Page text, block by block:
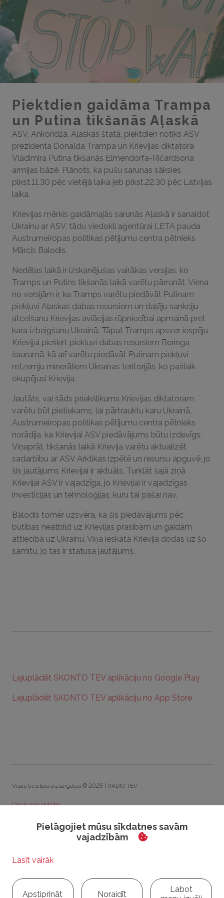
Piektdien gaidāma Trampa
un Putina tikšanās Aļaskā
ASV, Ankoridžā, Aļaskas štatā, piektdien notiks ASV
prezidenta Donalda Trampa un Krievijas diktatora
Vladimira Putina tikšanās Elmendorfa-Ričardsona
armijas bāzē. Plānots, ka pušu sarunas sāksies
plkst.11.30 pēc vietējā laika jeb plkst.22.30 pēc Latvijas
laika.
Krievijas mērķis gaidāmajās sarunās Aļaskā ir sanaidot
Ukrainu ar ASV, tādu viedokli aģentūrai LETA pauda
Austrumeiropas politikas pētījumu centra pētnieks
Mārcis Balodis.
Nedēļas laikā ir izskanējušas vairākas versijas, ko
Tramps un Putins tikšanās laikā varētu pārrunāt. Viena
no versijām ir, ka Tramps varētu piedāvāt Putinam
piekļuvi Aļaskas dabas resursiem un daļēju sankciju
atcelšanu Krievijas aviācijas rūpniecībai apmaiņā pret
kara izbeigšanu Ukrainā. Tāpat Tramps apsver iespēju
Krievijai piešķirt piekļuvi dabas resursiem Beringa
šaurumā, kā arī varētu piedāvāt Putinam piekļuvi
retzemju minerāliem Ukrainas teritorijās, ko pašlaik
okupējusi Krievija.
Jautāts, vai šāds priekšlikums Krievijas diktatoram
varētu būt pietiekams, lai pārtrauktu karu Ukrainā,
Austrumeiropas politikas pētījumu centra pētnieks
norādīja, ka Krievijai ASV piedāvājums būtu izdevīgs.
Viņaprāt, tikšanās laikā Krievija varētu aktualizēt
sadarbību ar ASV Arktikas izpētē un resursu apguvē, jo
šis jautājums Krievijai ir aktuāls. Turklāt šajā ziņā
Krievijai ASV ir vajadzīga, jo Krievijai ir vajadzīgas
investīcijas un tehnoloģijas, kuru tai pašai nav.
Balodis tomēr uzsvēra, ka šis piedāvājums pēc
būtības neatbild uz Krievijas prasībām un gaidām
attiecībā uz Ukrainu. Viņa ieskatā Krievija dodas uz šo
samitu, jo tas ir statusa jautājums.
Lejuplādēt SKONTO TEV aplikāciju no Google Play
Lejuplādēt SKONTO TEV aplikāciju no App Store
Visas tiesības aizsargātas © 2025 | RADIO TEV
Privātuma politika
Sīkdatņu politika
Visparīgie konkursu noteikumi
Pielāgojiet mūsu sīkdatnes savām
vajadzībām
Apstiprināt Noraidīt
Labot